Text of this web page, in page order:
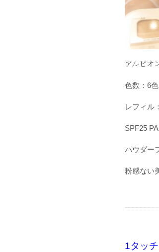
アルビオ
色数： 6
レフィル：
SPF25
パウダー
粉感ない
1タッチ